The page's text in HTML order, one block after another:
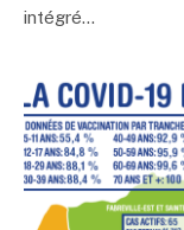
intégré…